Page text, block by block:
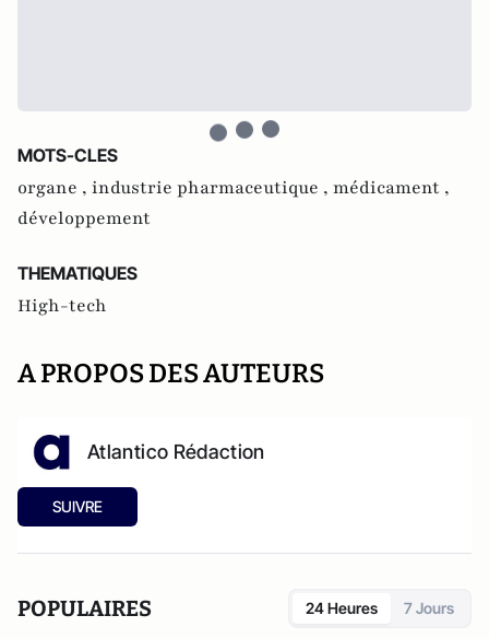
MOTS-CLES
organe , industrie pharmaceutique , médicament ,
développement
THEMATIQUES
High-tech
A PROPOS DES AUTEURS
Atlantico Rédaction
SUIVRE
POPULAIRES 24 Heures 7 Jours